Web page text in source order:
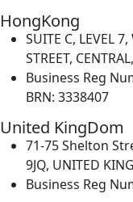
HongKong
SUITE C, LEVEL
STREET,
Business Reg
BRN: 3338407
United KingDom
71-75 Shelton
9JQ, UNITED
Business Reg